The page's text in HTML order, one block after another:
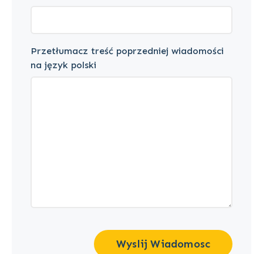
Przetłumacz treść poprzedniej wiadomości
na język polski
Wyslij Wiadomosc